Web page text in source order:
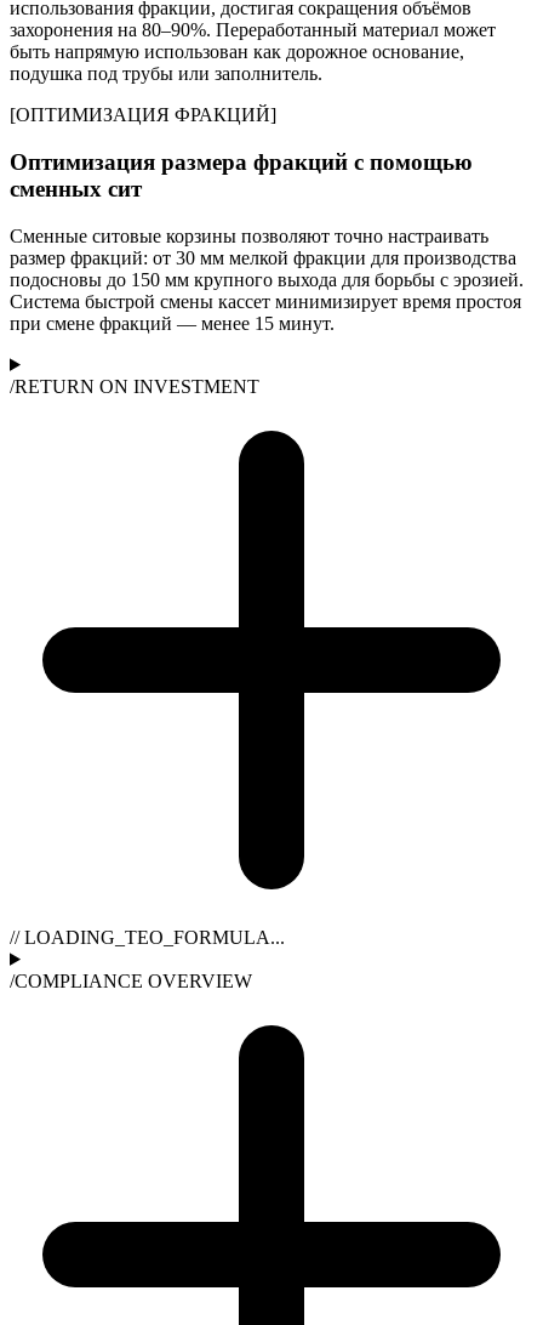
использования фракции, достигая сокращения объёмов
захоронения на 80–90%. Переработанный материал может
быть напрямую использован как дорожное основание,
подушка под трубы или заполнитель.
[ОПТИМИЗАЦИЯ ФРАКЦИЙ]
Оптимизация размера фракций с помощью
сменных сит
Сменные ситовые корзины позволяют точно настраивать
размер фракций: от 30 мм мелкой фракции для производства
подосновы до 150 мм крупного выхода для борьбы с эрозией.
Система быстрой смены кассет минимизирует время простоя
при смене фракций — менее 15 минут.
/RETURN ON INVESTMENT
// LOADING_TEO_FORMULA...
/COMPLIANCE OVERVIEW